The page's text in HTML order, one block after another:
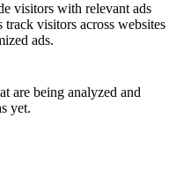
visitors with relevant ads
visitors across websites
ads.
are being analyzed and
yet.